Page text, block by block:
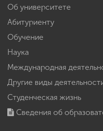
Об университете
Абитуриенту
Обучение
Наука
Международная
Другие виды
Студенческая жизнь
Сведения об